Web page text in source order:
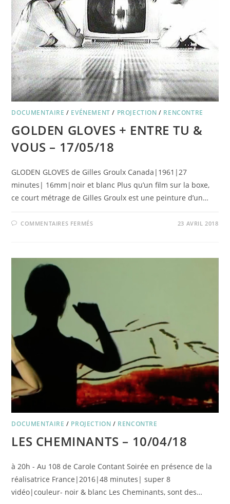
DOCUMENTAIRE / EVÉNEMENT / PROJECTION / RENCONTRE
GOLDEN GLOVES + ENTRE TU &
VOUS – 17/05/18
GLODEN GLOVES de Gilles Groulx Canada|1961|27
minutes| 16mm|noir et blanc Plus qu’un film sur la boxe,
ce court métrage de Gilles Groulx est une peinture d’un…
COMMENTAIRES FERMÉSSUR
TU
23 AVRIL 2018
DOCUMENTAIRE / PROJECTION / RENCONTRE
LES CHEMINANTS – 10/04/18
à 20h - Au 108 de Carole Contant Soirée en présence de la
réalisatrice France|2016|48 minutes| super 8
vidéo|couleur- noir & blanc Les Cheminants, sont des…